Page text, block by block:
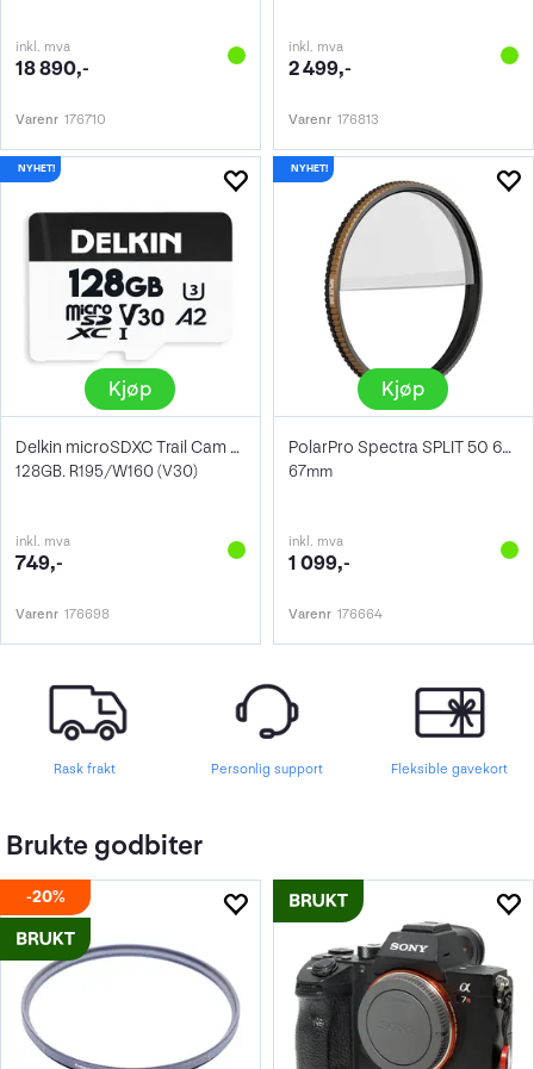
inkl. mva
18 890,-
Varenr 176710
inkl. mva
2 499,-
Varenr 176813
Kjøp
Delkin microSDXC Trail Cam Hyperspeed
128GB. R195/W160 (V30)
inkl. mva
749,-
Varenr 176698
Kjøp
PolarPro Spectra SPLIT 50 67mm
67mm
inkl. mva
1 099,-
Varenr 176664
Rask frakt Personlig support Fleksible gavekort
Brukte godbiter
20%